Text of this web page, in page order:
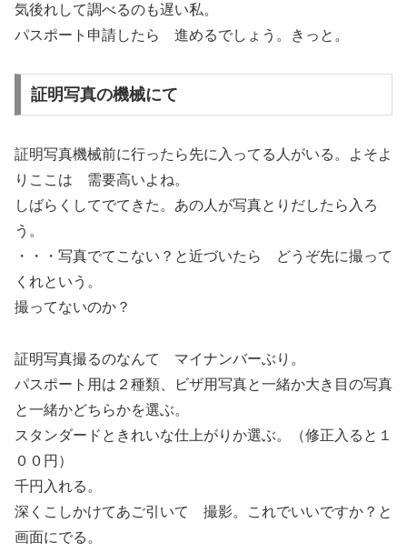
気後れして調べるのも遅い私。
パスポート申請したら 進めるでしょう。きっと。
証明写真の機械にて
証明写真機械前に行ったら先に入ってる人がいる。よそよ
りここは 需要高いよね。
しばらくしてでてきた。あの人が写真とりだしたら入ろ
う。
・・・写真でてこない？と近づいたら どうぞ先に撮って
くれという。
撮ってないのか？
証明写真撮るのなんて マイナンバーぶり。
パスポート用は２種類、ビザ用写真と一緒か大き目の写真
と一緒かどちらかを選ぶ。
スタンダードときれいな仕上がりか選ぶ。（修正入ると１
００円）
千円入れる。
深くこしかけてあご引いて 撮影。これでいいですか？と
画面にでる。